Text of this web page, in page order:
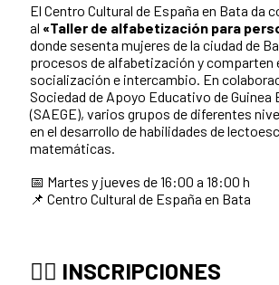
El Centro Cultural de España en Bata da
al «Taller de alfabetización para
donde sesenta mujeres de la ciudad de
procesos de alfabetización y comparten
socialización e intercambio. En
Sociedad de Apoyo Educativo de Guinea
(SAEGE), varios grupos de diferentes
en el desarrollo de habilidades de
matemáticas.
📅 Martes y jueves de 16:00 a 18:00 h
📌 Centro Cultural de España en Bata
✍🏾 INSCRIPCIONES